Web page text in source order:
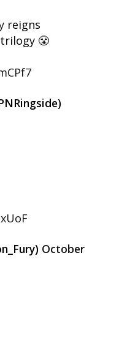
reigns
😤
October